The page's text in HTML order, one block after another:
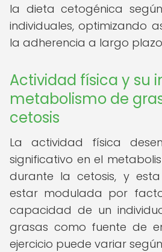
la dieta cetogénica
individuales, optimizando
la adherencia a largo
Actividad física y su
metabolismo de
cetosis
La actividad física
significativo en el
durante la cetosis, y
estar modulada por
capacidad de un
grasas como fuente de
ejercicio puede variar